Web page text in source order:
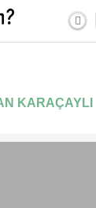
KARAÇAYLI